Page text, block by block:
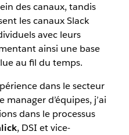
des canaux, tandis
les canaux Slack
avec leurs
ainsi une base
au fil du temps.
dans le secteur
d’équipes, j’ai
dans le processus
, DSI et vice-